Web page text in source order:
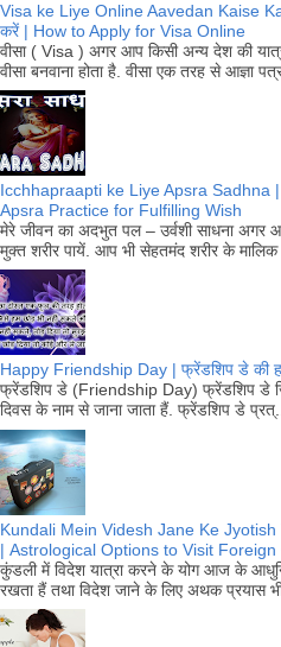
Visa ke Liye Online Aavedan Kaise
करें | How to Apply for Visa Online
वीसा ( Visa ) अगर आप किसी अन्य देश की
वीसा बनवाना होता है. वीसा एक तरह से आज्ञा
Icchhapraapti ke Liye Apsra Sadhna |
Apsra Practice for Fulfilling Wish
मेरे जीवन का अदभुत पल – उर्वशी साधना अगर
मुक्त शरीर पायें. आप भी सेहतमंद शरीर के मालिक
Happy Friendship Day | फ्रेंडशिप डे की
फ्रेंडशिप डे (Friendship Day) फ्रेंडशिप डे जिसे
दिवस के नाम से जाना जाता हैं. फ्रेंडशिप डे
Kundali Mein Videsh Jane Ke Jyotish
| Astrological Options to Visit
कुंडली में विदेश यात्रा करने के योग आज के
रखता हैं तथा विदेश जाने के लिए अथक प्रयास